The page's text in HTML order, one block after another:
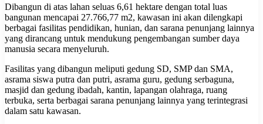
Dibangun di atas lahan seluas 6,61 hektare dengan total luas
bangunan mencapai 27.766,77 m2, kawasan ini akan dilengkapi
berbagai fasilitas pendidikan, hunian, dan sarana penunjang lainnya
yang dirancang untuk mendukung pengembangan sumber daya
manusia secara menyeluruh.
Fasilitas yang dibangun meliputi gedung SD, SMP dan SMA,
asrama siswa putra dan putri, asrama guru, gedung serbaguna,
masjid dan gedung ibadah, kantin, lapangan olahraga, ruang
terbuka, serta berbagai sarana penunjang lainnya yang terintegrasi
dalam satu kawasan.